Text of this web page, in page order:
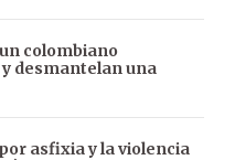
colombiano
desmantelan una
asfixia y la violencia